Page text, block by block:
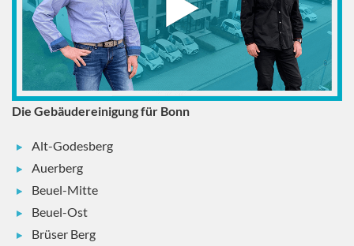
Die Gebäudereinigung für Bonn
Alt-Godesberg
Auerberg
Beuel-Mitte
Beuel-Ost
Brüser Berg